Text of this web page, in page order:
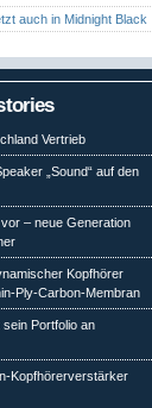
auch in Midnight Black
Vertrieb
„Sound“ auf den
– neue Generation
Kopfhörer
Ply-Carbon-Membran
Portfolio an
Kopfhörerverstärker